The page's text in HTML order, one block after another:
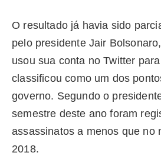
O resultado já havia sido
pelo presidente Jair
usou sua conta no Twitter
classificou como um dos
governo. Segundo o
semestre deste ano foram
assassinatos a menos que no
2018.